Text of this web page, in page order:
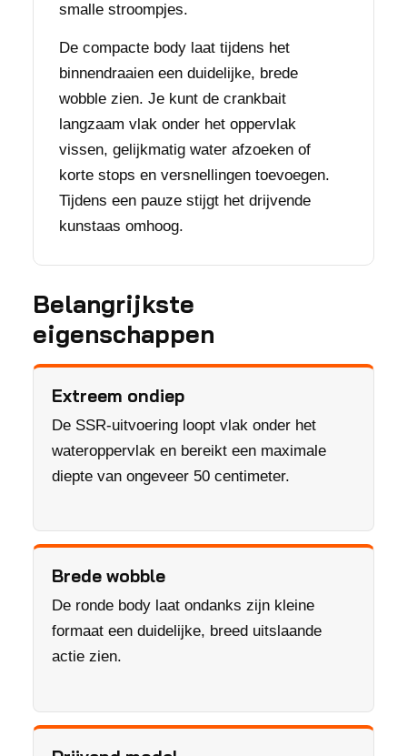
smalle stroompjes.
De compacte body laat tijdens het
binnendraaien een duidelijke, brede
wobble zien. Je kunt de crankbait
langzaam vlak onder het oppervlak
vissen, gelijkmatig water afzoeken of
korte stops en versnellingen toevoegen.
Tijdens een pauze stijgt het drijvende
kunstaas omhoog.
Belangrijkste
eigenschappen
Extreem ondiep
De SSR-uitvoering loopt vlak onder het
wateroppervlak en bereikt een maximale
diepte van ongeveer 50 centimeter.
Brede wobble
De ronde body laat ondanks zijn kleine
formaat een duidelijke, breed uitslaande
actie zien.